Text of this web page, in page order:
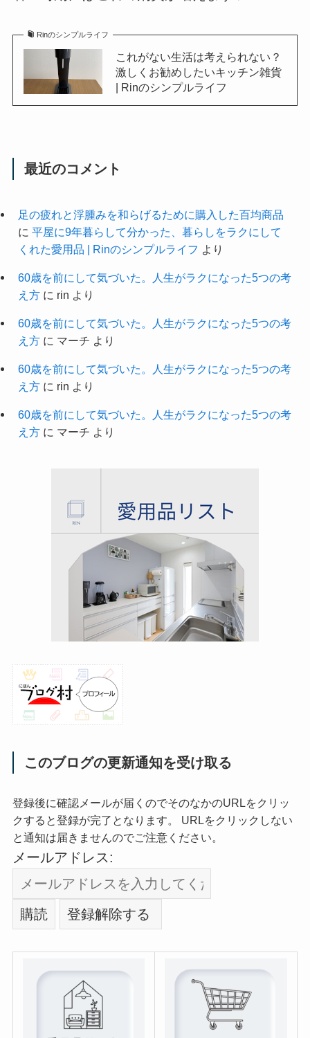
Rinのシンプルライフ
これがない生活は考えられない？
激しくお勧めしたいキッチン雑貨
| Rinのシンプルライフ
最近のコメント
足の疲れと浮腫みを和らげるために購入した百均商品
に 平屋に9年暮らして分かった、暮らしをラクにして
くれた愛用品 | Rinのシンプルライフ より
60歳を前にして気づいた。人生がラクになった5つの考
え方に rin より
60歳を前にして気づいた。人生がラクになった5つの考
え方に マーチ より
60歳を前にして気づいた。人生がラクになった5つの考
え方に rin より
60歳を前にして気づいた。人生がラクになった5つの考
え方に マーチ より
このブログの更新通知を受け取る
登録後に確認メールが届くのでそのなかのURLをクリッ
クすると登録が完了となります。 URLをクリックしない
と通知は届きませんのでご注意ください。
メールアドレス: